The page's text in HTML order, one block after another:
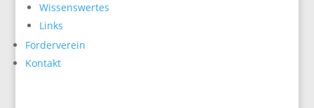
Wissenswertes
Links
Förderverein
Kontakt